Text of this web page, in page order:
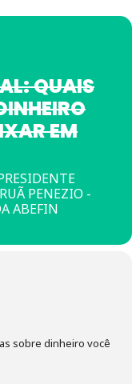
QUAIS
EM
PENEZIO -
ABEFIN
sobre dinheiro você